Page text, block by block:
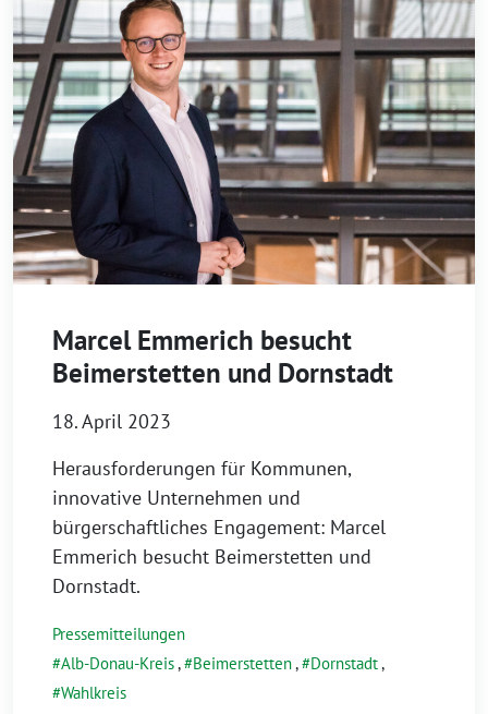
Marcel Emmerich besucht
Beimerstetten und Dornstadt
18. April 2023
Herausforderungen für Kommunen,
innovative Unternehmen und
bürgerschaftliches Engagement: Marcel
Emmerich besucht Beimerstetten und
Dornstadt.
Pressemitteilungen
Alb-Donau-Kreis, Beimerstetten, Dornstadt,
Wahlkreis